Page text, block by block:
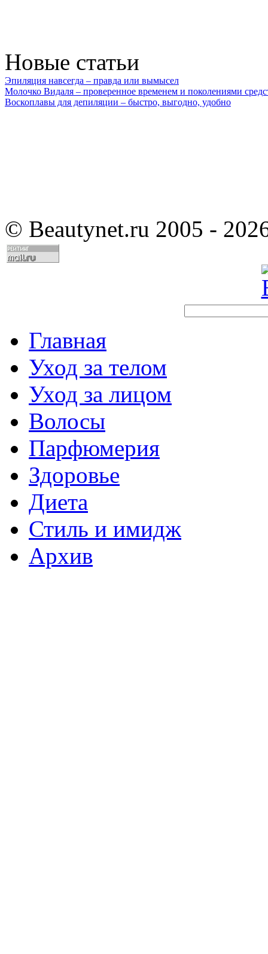
Новые статьи
Эпиляция навсегда – правда или вымысел
Молочко Видаля – проверенное временем и поколениями
Воскоплавы для депиляции – быстро, выгодно, удобно
© Beautynet.ru 2005 -
Главная
Уход за телом
Уход за лицом
Волосы
Парфюмерия
Здоровье
Диета
Стиль и имидж
Архив